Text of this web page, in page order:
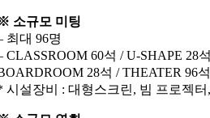
소규모 미팅
최대 96명
CLASSROOM 60석 / U-SHAPE 28석
28석 / THEATER 96석
시설장비 : 대형스크린, 빔 프로젝